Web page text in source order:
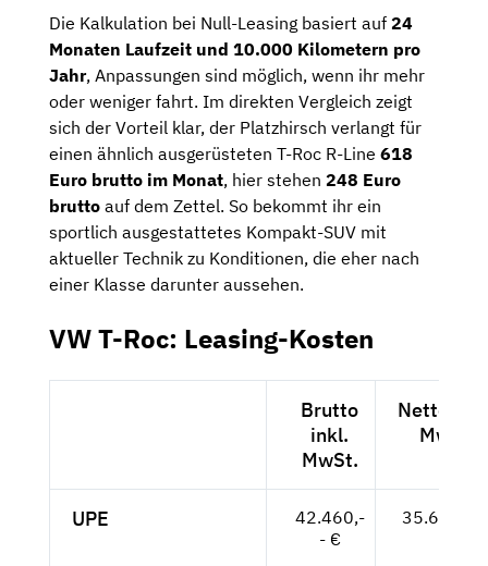
Die Kalkulation bei Null-Leasing basiert auf 24
Monaten Laufzeit und 10.000 Kilometern pro
Jahr, Anpassungen sind möglich, wenn ihr mehr
oder weniger fahrt. Im direkten Vergleich zeigt
sich der Vorteil klar, der Platzhirsch verlangt für
einen ähnlich ausgerüsteten T-Roc R-Line 618
Euro brutto im Monat, hier stehen 248 Euro
brutto auf dem Zettel. So bekommt ihr ein
sportlich ausgestattetes Kompakt-SUV mit
aktueller Technik zu Konditionen, die eher nach
einer Klasse darunter aussehen.
VW T-Roc: Leasing-Kosten
Brutto
inkl.
MwSt.
Netto
MwSt.
UPE
42.460,-
- €
35.681,--